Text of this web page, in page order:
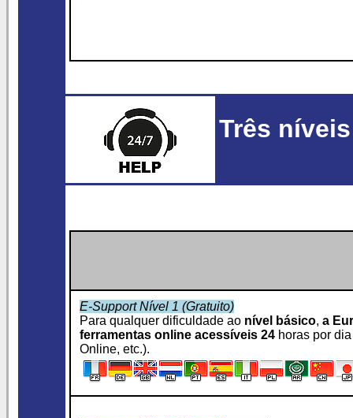
Três
E-Support Nível 1 (Gratuito)
Para qualquer dificuldade ao nível básico, a
ferramentas online acessíveis 24 horas por
Online, etc.).